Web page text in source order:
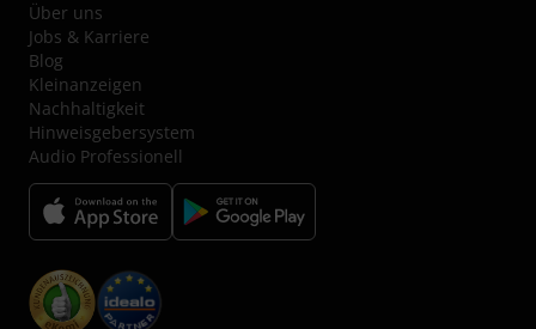
Über uns
Jobs & Karriere
Blog
Kleinanzeigen
Nachhaltigkeit
Hinweisgebersystem
Audio Professionell